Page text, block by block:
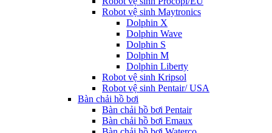
Robot vệ sinh Maytronics
Dolphin X
Dolphin Wave
Dolphin S
Dolphin M
Dolphin Liberty
Robot vệ sinh Kripsol
Robot vệ sinh Pentair/ USA
Bàn chải hồ bơi
Bàn chải hồ bơi Pentair
Bàn chải hồ bơi Emaux